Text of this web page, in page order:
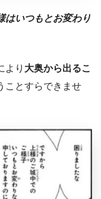
はいつもとお変わり
より 大奥から出るこ
ことすらできませ